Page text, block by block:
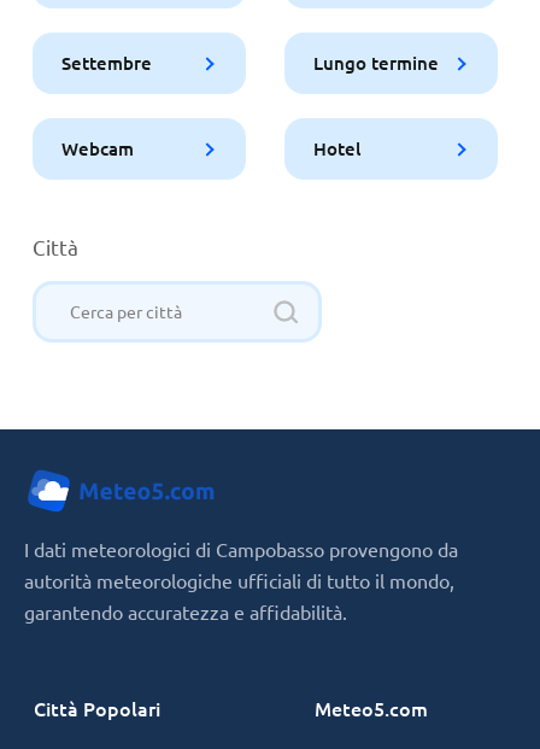
Settembre Lungo termine
Webcam Hotel
Città
I dati meteorologici di Campobasso provengono da
autorità meteorologiche ufficiali di tutto il mondo,
garantendo accuratezza e affidabilità.
Città Popolari Meteo5.com